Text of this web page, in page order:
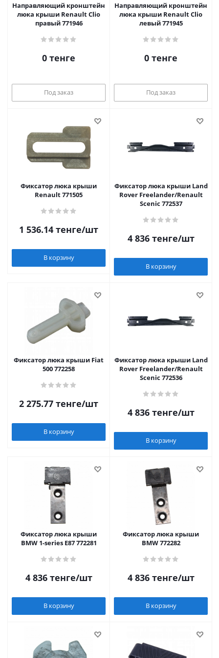
Направляющий кронштейн
люка крыши Renault Clio
правый 771946
0 тенге
Под заказ
Направляющий кронштейн
люка крыши Renault Clio
левый 771945
0 тенге
Под заказ
Фиксатор люка крыши
Renault 771505
1 536.14 тенге/шт
В корзину
Фиксатор люка крыши Land
Rover Freelander/Renault
Scenic 772537
4 836тенге/шт
В корзину
Фиксатор люка крыши Fiat
500 772258
2 275.77 тенге/шт
В корзину
Фиксатор люка крыши Land
Rover Freelander/Renault
Scenic 772536
4 836тенге/шт
В корзину
Фиксатор люка крыши
BMW 1-series E87 772281
4 836тенге/шт
В корзину
Фиксатор люка крыши
BMW 772282
4 836тенге/шт
В корзину